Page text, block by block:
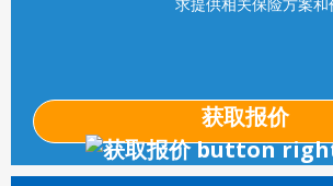
获取报价